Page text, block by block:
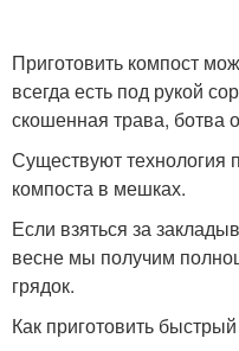
Приготовить компост
всегда есть под рукой
скошенная трава, ботва
Существуют технология
компоста в мешках.
Если взяться за
весне мы получим
грядок.
Как приготовить